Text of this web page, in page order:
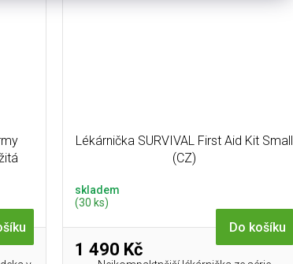
Lékárnička SURVIVAL First Aid Kit Small
(CZ)
skladem
(30 ks)
1 490 Kč
Do košíku